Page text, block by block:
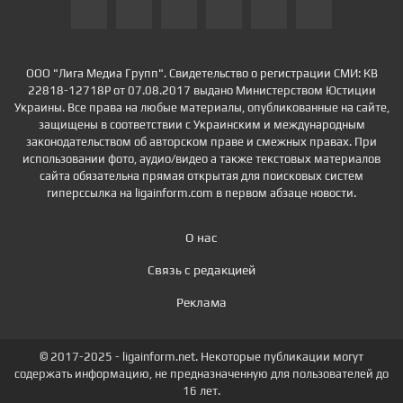
ООО "Лига Медиа Групп". Свидетельство о регистрации СМИ: КВ
22818-12718Р от 07.08.2017 выдано Министерством Юстиции
Украины. Все права на любые материалы, опубликованные на сайте,
защищены в соответствии с Украинским и международным
законодательством об авторском праве и смежных правах. При
использовании фото, аудио/видео а также текстовых материалов
сайта обязательна прямая открытая для поисковых систем
гиперссылка на ligainform.com в первом абзаце новости.
О нас
Связь с редакцией
Реклама
© 2017-2025 - ligainform.net. Некоторые публикации могут
содержать информацию, не предназначенную для пользователей до
16 лет.